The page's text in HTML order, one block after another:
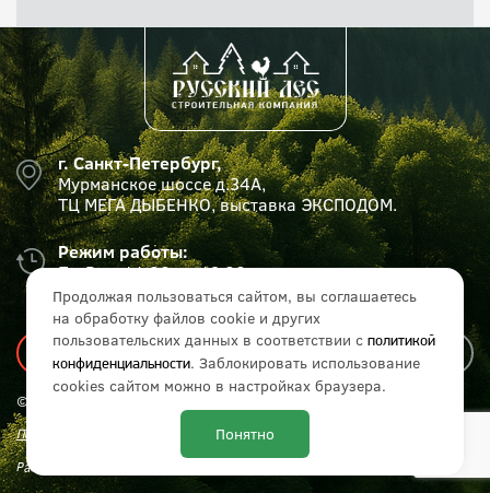
г. Санкт-Петербург,
Мурманское шоссе д.34А,
ТЦ МЕГА ДЫБЕНКО, выставка ЭКСПОДОМ.
Режим работы:
Пн-Вс с 11:00 до 19:00
© СК «Русский лес», 2017 - 2026 г. Все права защищены.
Политика конфиденциальности
Разработка и продвижение сайта:
Продолжая пользоваться сайтом, вы соглашаетесь
на обработку файлов cookie и других
пользовательских данных в соответствии с политикой
конфиденциальности. Заблокировать использование
cookies сайтом можно в настройках браузера.
Понятно